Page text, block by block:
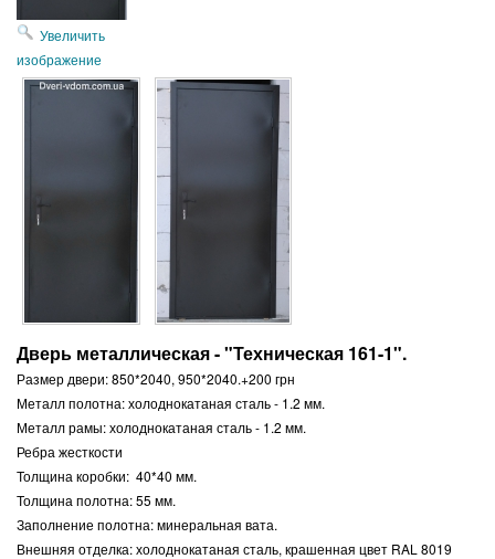
Увеличить
изображение
Дверь металлическая - "Техническая 161-1".
Размер двери: 850*2040, 950*2040.+200 грн
Металл полотна: холоднокатаная сталь - 1.2 мм.
Металл рамы: холоднокатаная сталь - 1.2 мм.
Ребра жесткости
Толщина коробки: 40*40 мм.
Толщина полотна: 55 мм.
Заполнение полотна: минеральная вата.
Внешняя отделка: холоднокатаная сталь, крашенная цвет RAL 8019